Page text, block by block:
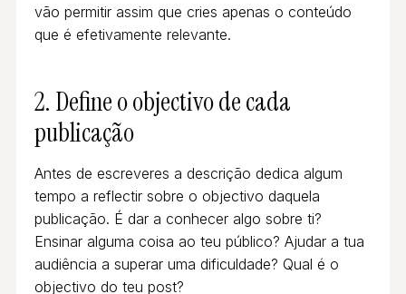
vão permitir assim que cries apenas o conteúdo
que é efetivamente relevante.
2. Define o objectivo de cada
publicação
Antes de escreveres a descrição dedica algum
tempo a reflectir sobre o objectivo daquela
publicação. É dar a conhecer algo sobre ti?
Ensinar alguma coisa ao teu público? Ajudar a tua
audiência a superar uma dificuldade? Qual é o
objectivo do teu post?